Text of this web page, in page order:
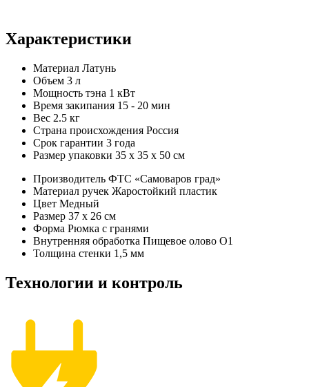
Характеристики
Материал Латунь
Объем 3 л
Мощность тэна 1 кВт
Время закипания 15 - 20 мин
Вес 2.5 кг
Страна происхождения Россия
Срок гарантии 3 года
Размер упаковки 35 х 35 х 50 см
Производитель ФТС «Самоваров град»
Материал ручек Жаростойкий пластик
Цвет Медный
Размер 37 x 26 см
Форма Рюмка с гранями
Внутренняя обработка Пищевое олово О1
Толщина стенки 1,5 мм
Технологии и контроль